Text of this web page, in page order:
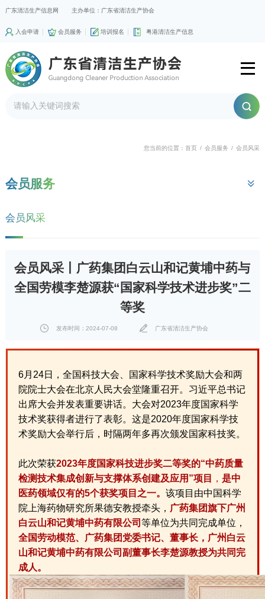
广东清洁生产信息网 主办单位：广东省清洁生产协会
入会申请 会员服务 培训报名 粤港清洁生产信息
您当前的位置：首页 / 会员服务 / 会员风采
会员服务
会员风采
会员风采丨广药集团白云山和记黄埔中药与
全国劳模李楚源获“国家科学技术进步奖”二
等奖
发布时间：2024-07-08 广东省清洁生产协会
6月24日，全国科技大会、国家科学技术奖励大会和两
院院士大会在北京人民大会堂隆重召开。习近平总书记
出席大会并发表重要讲话。大会对2023年度国家科学
技术奖获得者进行了表彰。这是2020年度国家科学技
术奖励大会举行后，时隔两年多再次颁发国家科技奖。
此次荣获2023年度国家科技进步奖二等奖的“中药质量
检测技术集成创新与支撑体系创建及应用”项目
， 是中
医药领域仅有的5个获奖项目之一。 该项目由中国科学
院上海药物研究所果德安教授牵头， 广药集团旗下广州
白云山和记黄埔中药有限公司 等单位为共同完成单位，
全国劳动模范、广药集团党委书记、董事长，广州白云
山和记黄埔中药有限公司副董事长李楚源教授为共同完
成人。